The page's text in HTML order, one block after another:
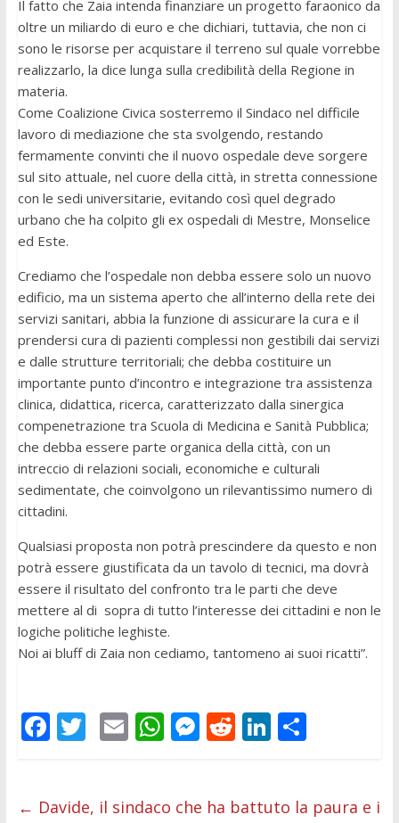
Il fatto che Zaia intenda finanziare un progetto faraonico da
oltre un miliardo di euro e che dichiari, tuttavia, che non ci
sono le risorse per acquistare il terreno sul quale vorrebbe
realizzarlo, la dice lunga sulla credibilità della Regione in
materia.
Come Coalizione Civica sosterremo il Sindaco nel difficile
lavoro di mediazione che sta svolgendo, restando
fermamente convinti che il nuovo ospedale deve sorgere
sul sito attuale, nel cuore della città, in stretta connessione
con le sedi universitarie, evitando così quel degrado
urbano che ha colpito gli ex ospedali di Mestre, Monselice
ed Este.
Crediamo che l’ospedale non debba essere solo un nuovo
edificio, ma un sistema aperto che all’interno della rete dei
servizi sanitari, abbia la funzione di assicurare la cura e il
prendersi cura di pazienti complessi non gestibili dai servizi
e dalle strutture territoriali; che debba costituire un
importante punto d’incontro e integrazione tra assistenza
clinica, didattica, ricerca, caratterizzato dalla sinergica
compenetrazione tra Scuola di Medicina e Sanità Pubblica;
che debba essere parte organica della città, con un
intreccio di relazioni sociali, economiche e culturali
sedimentate, che coinvolgono un rilevantissimo numero di
cittadini.
Qualsiasi proposta non potrà prescindere da questo e non
potrà essere giustificata da un tavolo di tecnici, ma dovrà
essere il risultato del confronto tra le parti che deve
mettere al di sopra di tutto l’interesse dei cittadini e non le
logiche politiche leghiste.
Noi ai bluff di Zaia non cediamo, tantomeno ai suoi ricatti”.
F
b
T
er
E
l
W
s
M
e
R
di
Li
e
C
di
← Davide, il sindaco che ha battuto la paura e i